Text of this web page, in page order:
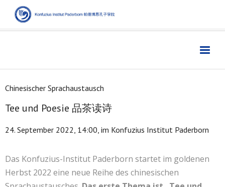
Sprache
Kultur文化
Digitales数字媒体
Chinesischer Sprachaustausch
Tee und Poesie 品茶读诗
24. September 2022, 14:00, im Konfuzius Institut Paderborn
Das Konfuzius-Institut Paderborn startet im goldenen
Herbst 2022 eine neue Reihe des chinesischen